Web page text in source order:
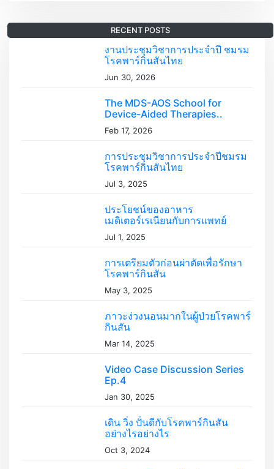
v
i
r
c
RECENT POSTS
งานประชุมวิชาการประจำปี ชมรม
โรคพาร์กินสันไทย
Jun 30, 2026
The MDS-AOS School for
Device-Aided Therapies..
Feb 17, 2026
การประชุมวิชาการประจำปีชมรม
โรคพาร์กินสันไทย
Jul 3, 2025
ประโยชน์ของอาหาร
เมดิเตอร์เรเนียนกับการแพทย์
Jul 1, 2025
การเตรียมตัวก่อนผ่าตัดเพื่อรักษา
โรคพาร์กินสัน
May 3, 2025
ภาวะง่วงนอนมากในผู้ป่วยโรคพาร์
กินสัน
Mar 14, 2025
Video Case Discussion Series
Ep.4
Jan 30, 2025
เดิน วิ่ง ปั่นดีกับโรคพาร์กินสัน
อย่างไรอย่างไร
Oct 3, 2024